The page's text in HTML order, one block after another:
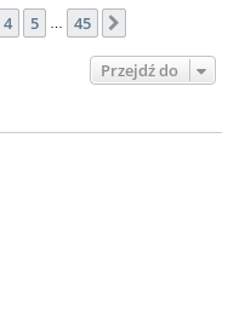
4 5 45
Przejdź do